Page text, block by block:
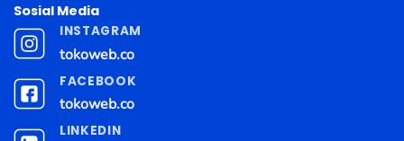
Sosial Media
INSTAGRAM
tokoweb.co
FACEBOOK
tokoweb.co
LINKEDIN